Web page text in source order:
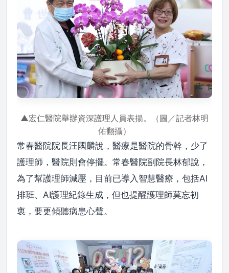
▲宏仁醫院舉辦資深護理人員表揚。（圖／記者林明
佑翻攝）
常春醫院院長汪國麟說，醫療是醫院的骨幹，少了
護理師，醫院則會停擺。常春醫院副院長林郁說，
為了幫護理師減壓，目前已導入智慧醫療，包括AI
排班、AI護理紀錄生成，但也提醒護理師莫忘初
衷，要更傾聽病患心聲。